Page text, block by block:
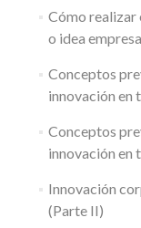
Cómo realizar
o idea
Conceptos
innovación en
Conceptos
innovación en
Innovación
(Parte II)